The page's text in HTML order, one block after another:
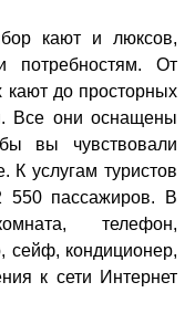
кают и люксов,
потребностям. От
кают до просторных
Все они оснащены
вы чувствовали
К услугам туристов
пассажиров. В
телефон,
сейф, кондиционер,
к сети Интернет